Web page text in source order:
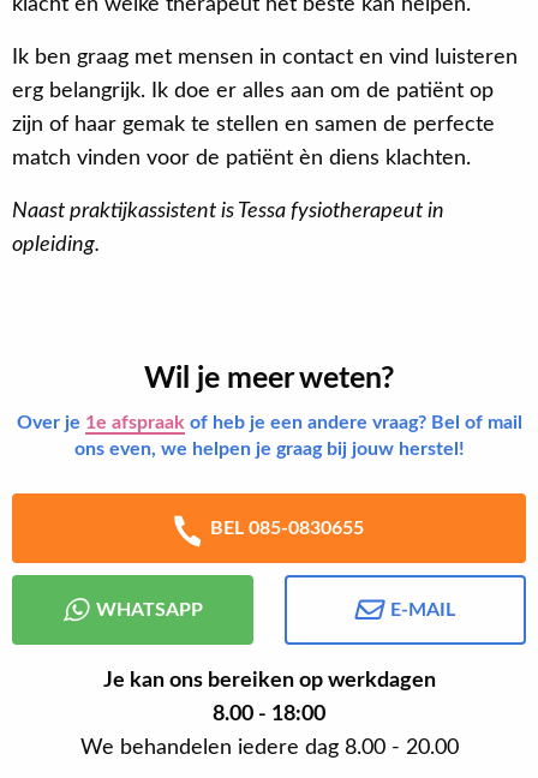
klacht en welke therapeut het beste kan helpen.
Ik ben graag met mensen in contact en vind luisteren
erg belangrijk. Ik doe er alles aan om de patiënt op
zijn of haar gemak te stellen en samen de perfecte
match vinden voor de patiënt èn diens klachten.
Naast praktijkassistent is Tessa fysiotherapeut in
opleiding.
Wil je meer weten?
Over je 1e afspraak of heb je een andere vraag? Bel of mail
ons even, we helpen je graag bij jouw herstel!
BEL 085-0830655
WHATSAPP E-MAIL
Je kan ons bereiken op werkdagen
8.00 - 18:00
We behandelen iedere dag 8.00 - 20.00